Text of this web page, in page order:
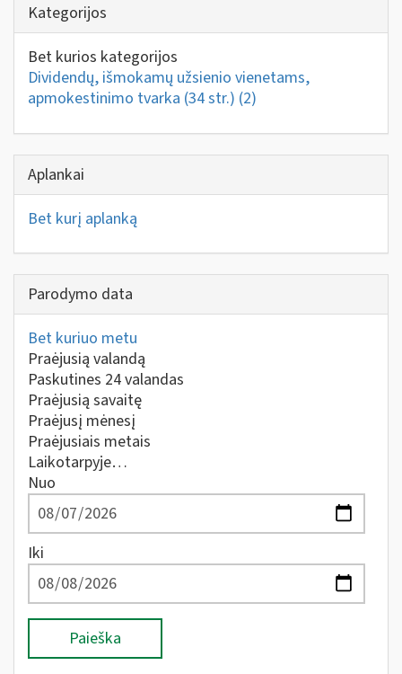
Kategorijos
Bet kurios kategorijos
Dividendų, išmokamų užsienio vienetams,
apmokestinimo tvarka (34 str.) (2)
Aplankai
Bet kurį aplanką
Parodymo data
Bet kuriuo metu
Praėjusią valandą
Paskutines 24 valandas
Praėjusią savaitę
Praėjusį mėnesį
Praėjusiais metais
Laikotarpyje…
Nuo
Iki
Paieška